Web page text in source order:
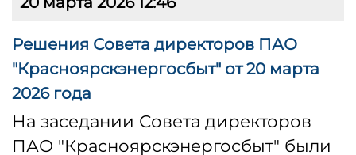
Решения Совета директоров ПАО
"Красноярскэнергосбыт" от 20 марта
2026 года
На заседании Совета директоров
ПАО "Красноярскэнергосбыт" были